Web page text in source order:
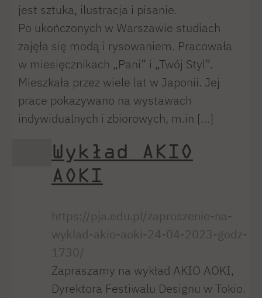
jest sztuka, ilustracja i pisanie.
Po ukończonych w Warszawie studiach
zajęła się modą i rysowaniem. Pracowała
w miesięcznikach „Pani” i „Twój Styl”.
Mieszkała przez wiele lat w Japonii. Jej
prace pokazywano na wystawach
indywidualnych i zbiorowych, m.in […]
Wykład AKIO
AOKI
https://pja.edu.pl/zaproszenie-na-
wyklad-akio-aoki-24-04-2023-godz-
1730/
Zapraszamy na wykład AKIO AOKI,
Dyrektora Festiwalu Designu w Tokio.